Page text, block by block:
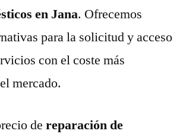
en Jana. Ofrecemos
para la solicitud y acceso
con el coste más
mercado.
de reparación de